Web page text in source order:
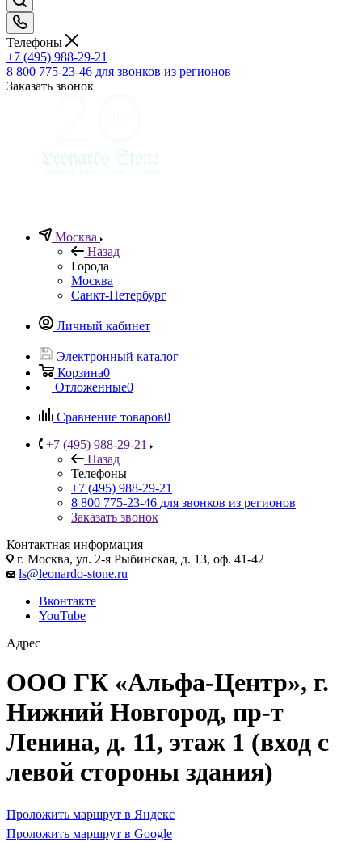
Телефоны
+7 (495) 988-29-21
8 800 775-23-46 для звонков из регионов
Заказать звонок
Москва
Назад
Города
Москва
Санкт-Петербург
Личный кабинет
Электронный каталог
Корзина0
Отложенные0
Сравнение товаров0
+7 (495) 988-29-21
Назад
Телефоны
+7 (495) 988-29-21
8 800 775-23-46 для звонков из регионов
Заказать звонок
Контактная информация
г. Москва, ул. 2-я Рыбинская, д. 13, оф. 41-42
ls@leonardo-stone.ru
Вконтакте
YouTube
Адрес
ООО ГК «Альфа-Центр», г.
Нижний Новгород, пр-т
Ленина, д. 11, этаж 1 (вход с
левой стороны здания)
Проложить маршрут в Яндекс
Проложить маршрут в Google